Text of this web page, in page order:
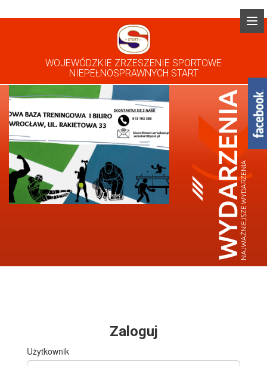
WOJEWÓDZKIE ZRZESZENIE SPORTOWE
NIEPEŁNOSPRAWNYCH START
Zaloguj
Użytkownik